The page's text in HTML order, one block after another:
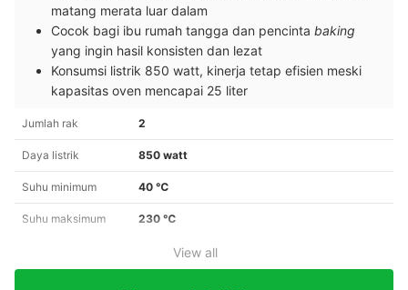
matang merata luar dalam
Cocok bagi ibu rumah tangga dan pencinta baking
yang ingin hasil konsisten dan lezat
Konsumsi listrik 850 watt, kinerja tetap efisien meski
kapasitas oven mencapai 25 liter
Jumlah rak 2
Daya listrik 850 watt
Suhu minimum 40 ℃
Suhu maksimum 230 ℃
View all